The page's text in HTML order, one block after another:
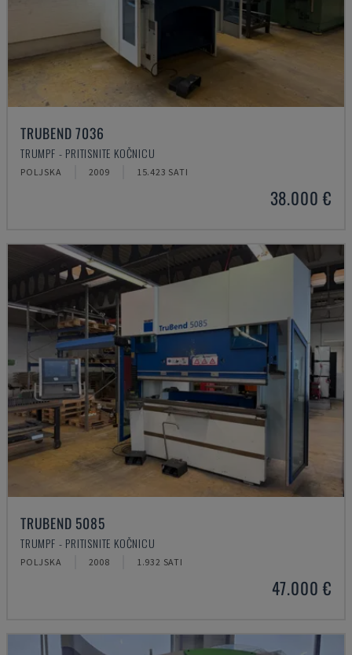
TRUBEND 7036
TRUMPF - PRITISNITE KOČNICU
POLJSKA 2009 15.423 SATI
38.000 €
TRUBEND 5085
TRUMPF - PRITISNITE KOČNICU
POLJSKA 2008 1.932 SATI
47.000 €